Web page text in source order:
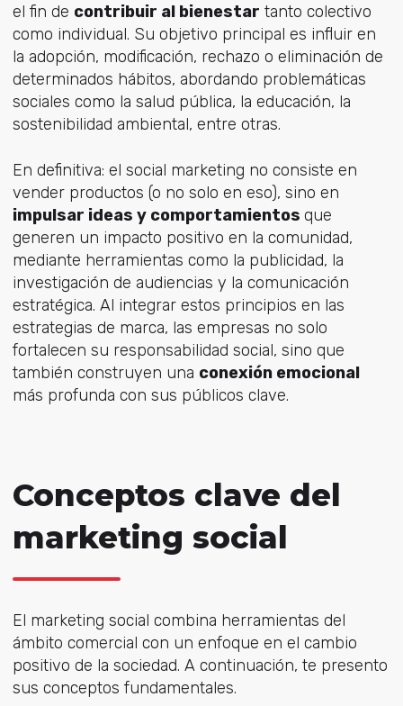
el fin de contribuir al bienestar tanto colectivo
como individual. Su objetivo principal es influir en
la adopción, modificación, rechazo o eliminación de
determinados hábitos, abordando problemáticas
sociales como la salud pública, la educación, la
sostenibilidad ambiental, entre otras.
En definitiva: el social marketing no consiste en
vender productos (o no solo en eso), sino en
impulsar ideas y comportamientos que
generen un impacto positivo en la comunidad,
mediante herramientas como la publicidad, la
investigación de audiencias y la comunicación
estratégica. Al integrar estos principios en las
estrategias de marca, las empresas no solo
fortalecen su responsabilidad social, sino que
también construyen una conexión emocional
más profunda con sus públicos clave.
Conceptos clave del
marketing social
El marketing social combina herramientas del
ámbito comercial con un enfoque en el cambio
positivo de la sociedad. A continuación, te presento
sus conceptos fundamentales.